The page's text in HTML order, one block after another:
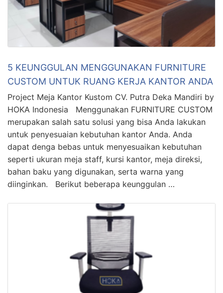
5 KEUNGGULAN MENGGUNAKAN FURNITURE
CUSTOM UNTUK RUANG KERJA KANTOR ANDA
Project Meja Kantor Kustom CV. Putra Deka Mandiri by
HOKA Indonesia Menggunakan FURNITURE CUSTOM
merupakan salah satu solusi yang bisa Anda lakukan
untuk penyesuaian kebutuhan kantor Anda. Anda
dapat denga bebas untuk menyesuaikan kebutuhan
seperti ukuran meja staff, kursi kantor, meja direksi,
bahan baku yang digunakan, serta warna yang
diinginkan. Berikut beberapa keunggulan …